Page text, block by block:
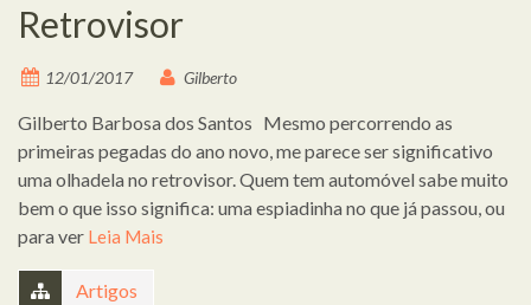
Retrovisor
12/01/2017 Gilberto
Gilberto Barbosa dos Santos Mesmo percorrendo as
primeiras pegadas do ano novo, me parece ser significativo
uma olhadela no retrovisor. Quem tem automóvel sabe muito
bem o que isso significa: uma espiadinha no que já passou, ou
para ver Leia Mais
Artigos